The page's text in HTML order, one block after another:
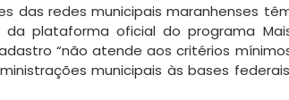
das redes municipais maranhenses
plataforma oficial do programa
“não atende aos critérios
municipais às bases